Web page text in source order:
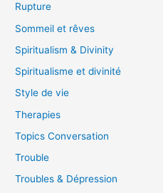
Rupture
Sommeil et rêves
Spiritualism & Divinity
Spiritualisme et divinité
Style de vie
Therapies
Topics Conversation
Trouble
Troubles & Dépression